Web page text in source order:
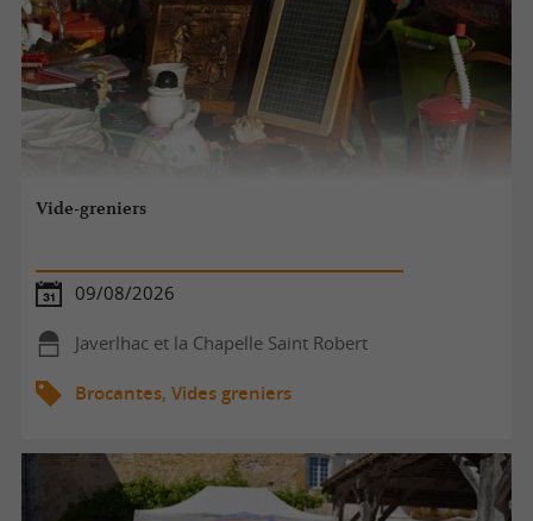
Vide-greniers
09/08/2026
Javerlhac et la Chapelle Saint Robert
Brocantes, Vides greniers